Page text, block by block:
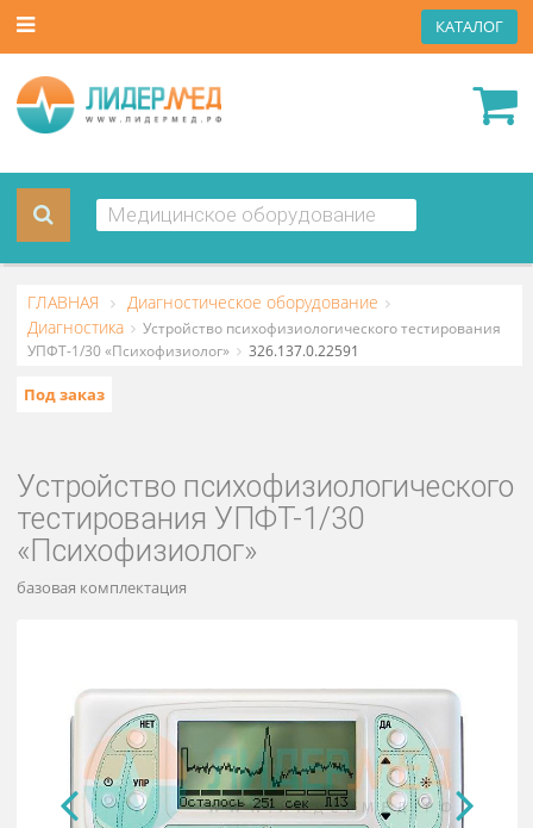
ГЛАВНАЯ
Диагностическое оборудование
Диагностика
Устройство психофизиологического
УПФТ-1/30 «Психофизиолог»
Устройство
тестирования УПФТ-1/30